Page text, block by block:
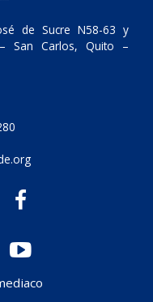
de Sucre N58-63 y
San Carlos, Quito –